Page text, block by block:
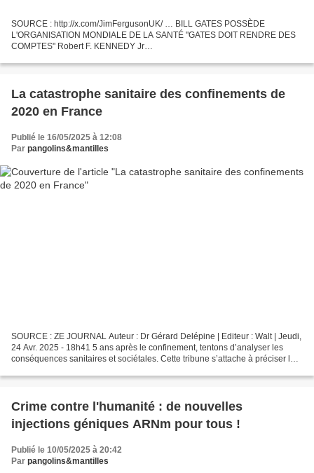
SOURCE : http://x.com/JimFergusonUK/ … BILL GATES POSSÈDE
L'ORGANISATION MONDIALE DE LA SANTÉ "GATES DOIT RENDRE DES
COMPTES" Robert F. KENNEDY Jr
_________________ Robert F. KENNEDY Jr n'est...
La catastrophe sanitaire des confinements de
2020 en France
Publié le 16/05/2025 à 12:08
Par pangolins&mantilles
SOURCE : ZE JOURNAL Auteur : Dr Gérard Delépine | Editeur : Walt | Jeudi,
24 Avr. 2025 - 18h41 5 ans après le confinement, tentons d’analyser les
conséquences sanitaires et sociétales. Cette tribune s’attache à préciser le
Crime contre l'humanité : de nouvelles
injections géniques ARNm pour tous !
Publié le 10/05/2025 à 20:42
Par pangolins&mantilles